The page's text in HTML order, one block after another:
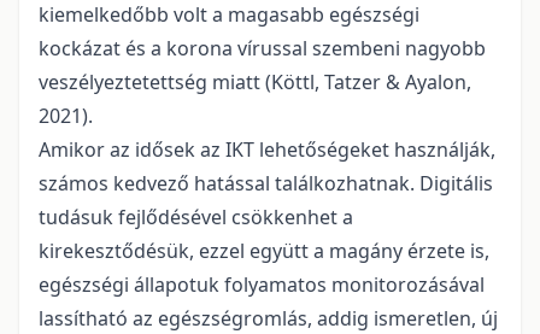
kiemelkedőbb volt a magasabb egészségi
kockázat és a korona vírussal szembeni nagyobb
veszélyeztetettség miatt (Köttl, Tatzer & Ayalon,
2021).
Amikor az idősek az IKT lehetőségeket használják,
számos kedvező hatással találkozhatnak. Digitális
tudásuk fejlődésével csökkenhet a
kirekesztődésük, ezzel együtt a magány érzete is,
egészségi állapotuk folyamatos monitorozásával
lassítható az egészségromlás, addig ismeretlen, új